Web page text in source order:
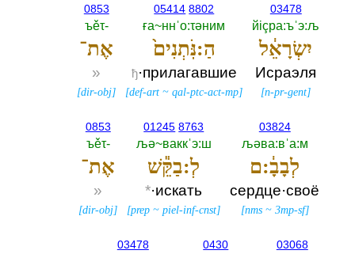
03478
йiçра:ъˈэ:љ
יִשְׂרָאֵ֔ל
Исраэля
[n-pr-gent]
05414 8802
ға~ннˈо:τәним
הַ:נֹּֽתְנִים֙
ђ·прилагавшие
[def-art ~qal-ptc-act-mp]
0853
ъěτ-‎
אֶת־
»
[dir-obj]
03824
љәва:вˈа:м
לְבָבָ֔:ם
сердце·своё
[nms~ 3mp-sf]
01245 8763
љә~ваккˈэ:ш
לְ:בַקֵּ֕שׁ
*·искать
[prep ~piel-inf-cnst]
0853
ъěτ-‎
אֶת־
»
[dir-obj]
03068
0430
03478